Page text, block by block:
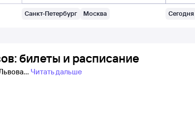
Санкт-Петербург Москва Сегодня
билеты и расписание
Читать дальше